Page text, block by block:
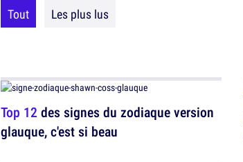
Tout Les plus lus
Top 12 des signes du zodiaque version
glauque, c'est si beau